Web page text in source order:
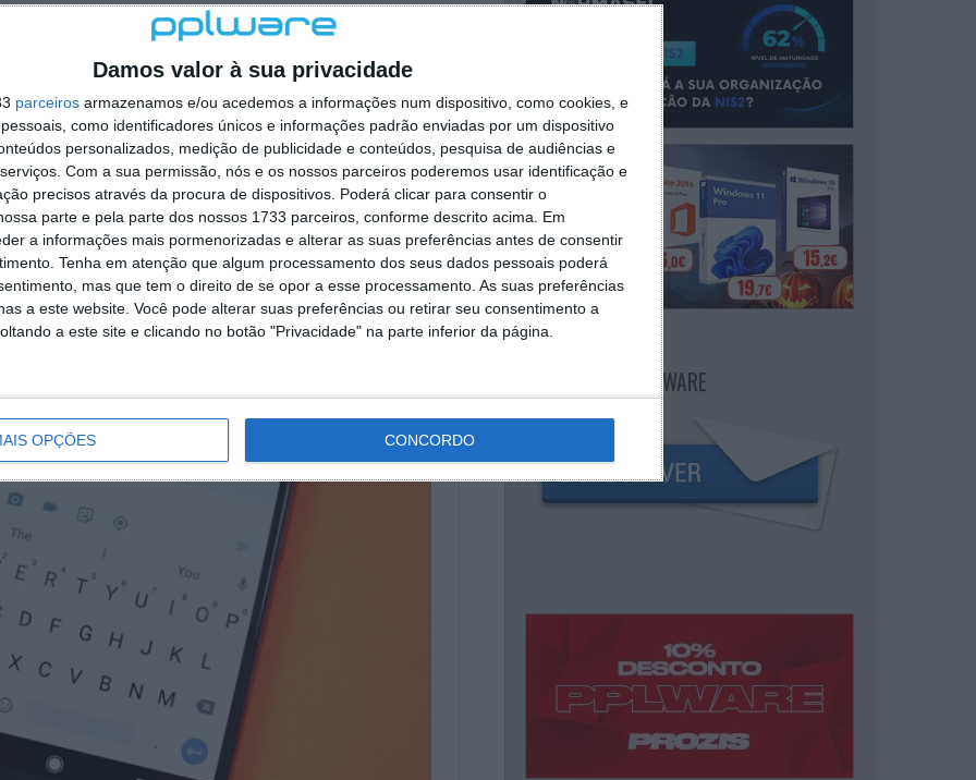
Damos valor à sua privacidade
parceiros armazenamos e/ou acedemos a informações num dispositivo, como cookies, e
como identificadores únicos e informações padrão enviadas por um dispositivo
personalizados, medição de publicidade e conteúdos, pesquisa de audiências e
Com a sua permissão, nós e os nossos parceiros poderemos usar identificação e
precisos através da procura de dispositivos. Poderá clicar para consentir o
parte e pela parte dos nossos 1733 parceiros, conforme descrito acima. Em
a informações mais pormenorizadas e alterar as suas preferências antes de consentir
Tenha em atenção que algum processamento dos seus dados pessoais poderá
mas que tem o direito de se opor a esse processamento. As suas preferências
a este website. Você pode alterar suas preferências ou retirar seu consentimento a
a este site e clicando no botão "Privacidade" na parte inferior da página.
OPÇÕES CONCORDO
um quadro em branco que podia ser alterado
era prática. As pessoas em todo o mundo já se
e não valia a pena aprender novamente a
ou eficiência.
alterassem a disposição do teclado e outros
desnecessárias para os consumidores. Assim,
Berlim, uma norma chamada ISO IEC. Serviu de
nacionais e industriaise continua a ser utilizada
de ordem alfabética pudesse ter sido lógica,nunca
.
NEWSLETTER PPLWARE